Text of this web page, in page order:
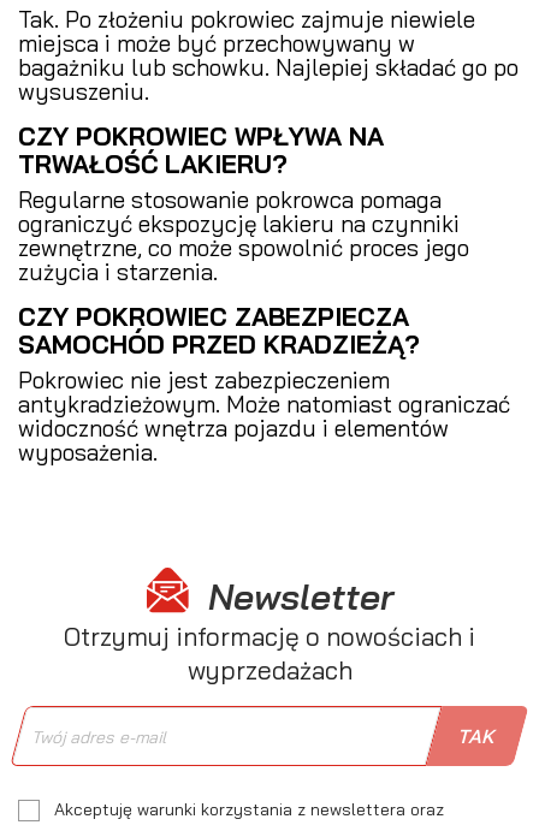
Tak. Po złożeniu pokrowiec zajmuje niewiele
miejsca i może być przechowywany w
bagażniku lub schowku. Najlepiej składać go po
wysuszeniu.
CZY POKROWIEC WPŁYWA NA
TRWAŁOŚĆ LAKIERU?
Regularne stosowanie pokrowca pomaga
ograniczyć ekspozycję lakieru na czynniki
zewnętrzne, co może spowolnić proces jego
zużycia i starzenia.
CZY POKROWIEC ZABEZPIECZA
SAMOCHÓD PRZED KRADZIEŻĄ?
Pokrowiec nie jest zabezpieczeniem
antykradzieżowym. Może natomiast ograniczać
widoczność wnętrza pojazdu i elementów
wyposażenia.
Newsletter
Otrzymuj informację o nowościach i
wyprzedażach
Akceptuję warunki korzystania z newslettera oraz